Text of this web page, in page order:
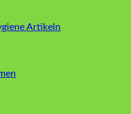
Artikeln